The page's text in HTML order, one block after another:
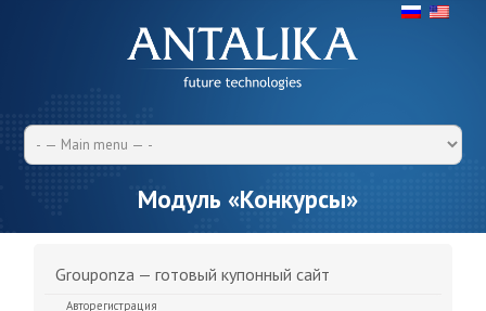
Модуль «Конкурсы»
Grouponza — готовый купонный сайт
Авторегистрация